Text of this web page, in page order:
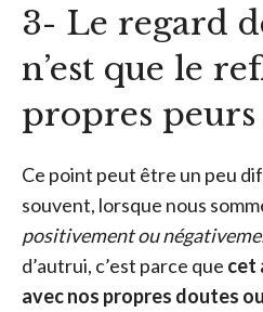
3- Le regard
n’est que le
propres peurs
Ce point peut être un peu
souvent, lorsque nous
positivement ou
d’autrui, c’est parce que cet
avec nos propres doutes